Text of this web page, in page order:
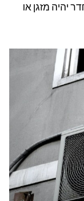
יהיה מזגן או